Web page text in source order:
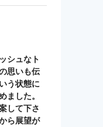
シュなト
思いも伝
う状態に
した。
して下さ
ら展望が